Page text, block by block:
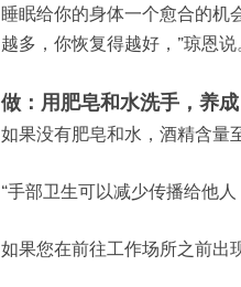
睡眠给你的身体一个愈合的机
越多，你恢复得越好，”琼恩说
做：用肥皂和水洗手，养
如果没有肥皂和水，酒精含量
“手部卫生可以减少传播给他
如果您在前往工作场所之前出